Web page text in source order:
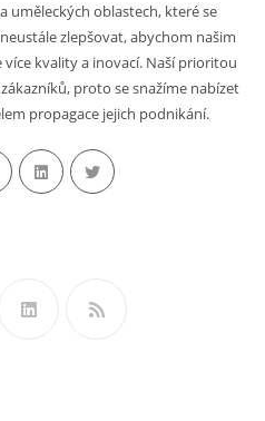
uměleckých oblastech, které se
zlepšovat, abychom našim
kvality a inovací. Naší prioritou
proto se snažíme nabízet
propagace jejich podnikání.